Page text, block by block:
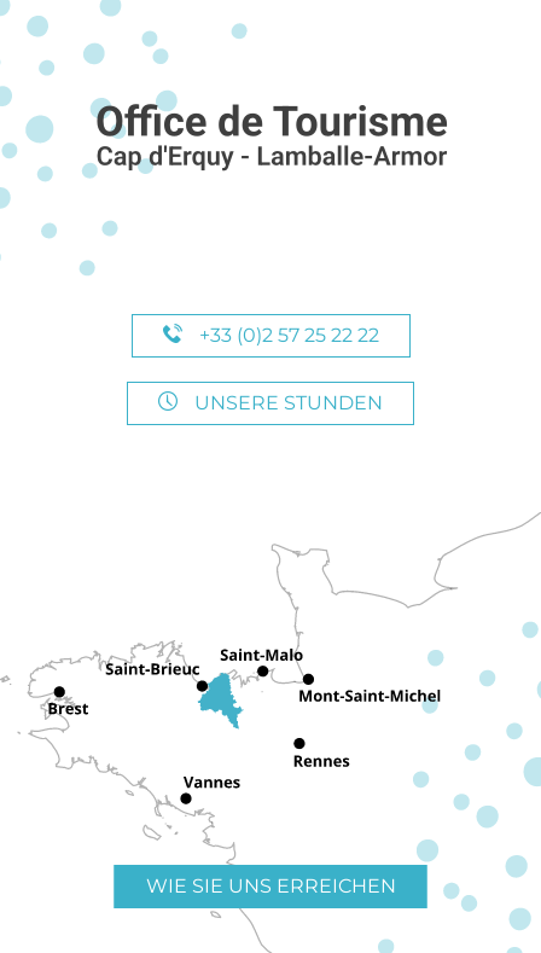
+33 (0)2 57 25 22 22
UNSERE STUNDEN
WIE SIE UNS ERREICHEN